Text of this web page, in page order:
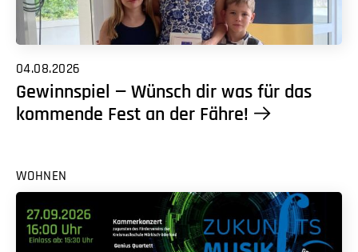
04.08.2026
Gewinnspiel — Wünsch dir was für das
kommende Fest an der Fähre!
WOHNEN